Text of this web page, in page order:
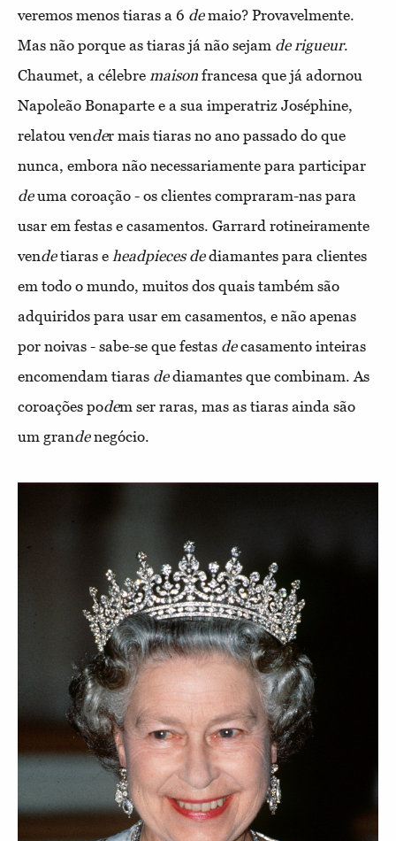
veremos menos tiaras a 6 demaio? Provavelmente.
Mas não porque as tiaras já não sejam de rigueur.
Chaumet, a célebre maison francesa que já adornou
Napoleão Bonaparte e a sua imperatriz Joséphine,
relatou vender mais tiaras no ano passado do que
nunca, embora não necessariamente para participar
deuma coroação - os clientes compraram-nas para
usar em festas e casamentos. Garrard rotineiramente
vendetiaras e headpieces dediamantes para clientes
em todo o mundo, muitos dos quais também são
adquiridos para usar em casamentos, e não apenas
por noivas - sabe-se que festas decasamento inteiras
encomendam tiaras dediamantes que combinam. As
coroações podem ser raras, mas as tiaras ainda são
um grandenegócio.